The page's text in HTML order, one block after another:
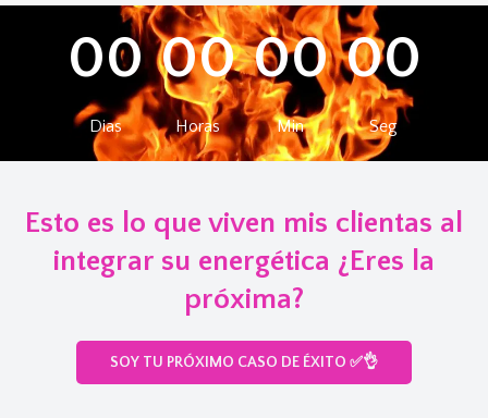
00
Dias
00
Horas
00
Min
00
Seg
Esto es lo que viven mis clientas al
integrar su energética ¿Eres la
próxima?
SOY TU PRÓXIMO CASO DE ÉXITO ✅👌